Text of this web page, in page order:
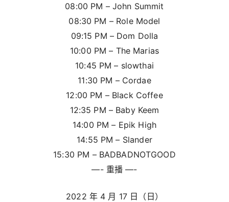
08:00 PM – John Summit
08:30 PM – Role Model
09:15 PM – Dom Dolla
10:00 PM – The Marias
10:45 PM – slowthai
11:30 PM – Cordae
12:00 PM – Black Coffee
12:35 PM – Baby Keem
14:00 PM – Epik High
14:55 PM – Slander
15:30 PM – BADBADNOTGOOD
—- 重播 —-
2022 年 4 月 17 日（日）